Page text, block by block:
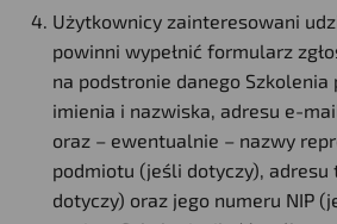
Użytkownicy zainteresowani
powinni wypełnić formularz
na podstronie danego Szkolenia
imienia i nazwiska, adresu e-
oraz – ewentualnie – nazwy
podmiotu (jeśli dotyczy),
dotyczy) oraz jego numeru NIP